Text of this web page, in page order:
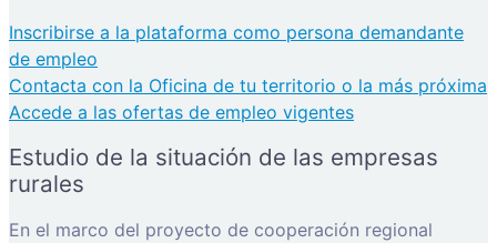
Inscribirse a la plataforma como persona demandante
de empleo
Contacta con la Oficina de tu territorio o la más próxima
Accede a las ofertas de empleo vigentes
Estudio de la situación de las empresas
rurales
En el marco del proyecto de cooperación regional